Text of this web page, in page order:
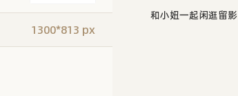
1300*813 px
和小妞一起闲逛留影